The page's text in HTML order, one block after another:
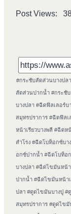
Post Views:
Post
Tags:
#กระชับสัดส่วนบางปลา
สัดส่วนปากน้ำ #กระชั
บางปลา #ฉีดฟิลเลอร์บา
สมุทรปราการ #ฉีดฟิลเ
หน้าเรียวบางพลี #ฉีดห
สำโรง #ฉีดโบท็อกซ์บา
อกซ์ปากน้ำ #ฉีดโบท็อ
บางปลา #ฉีดไขมันหน้า
ปากน้ำ #ฉีดไขมันหน้า
ปลา #ดูดไขมันบางปู #
สมุทรปราการ #ดูดไขมั